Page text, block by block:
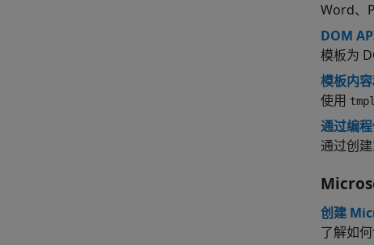
Word、
DOM
模板为
模板内
使用
通过编
通过创
创建
了解如